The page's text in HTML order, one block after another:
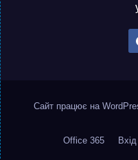
Сайт працює на
Office 365